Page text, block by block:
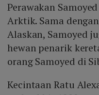
Perawakan
Arktik. Sama
Alaskan, Samoyed
hewan penarik
orang Samoyed di
Kecintaan Ratu